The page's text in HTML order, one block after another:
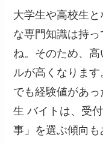
大学生や高校生
な専門知識は持
ね。そのため、
ルが高くなりま
でも経験値があ
生 バイトは、受
事」を選ぶ傾向も